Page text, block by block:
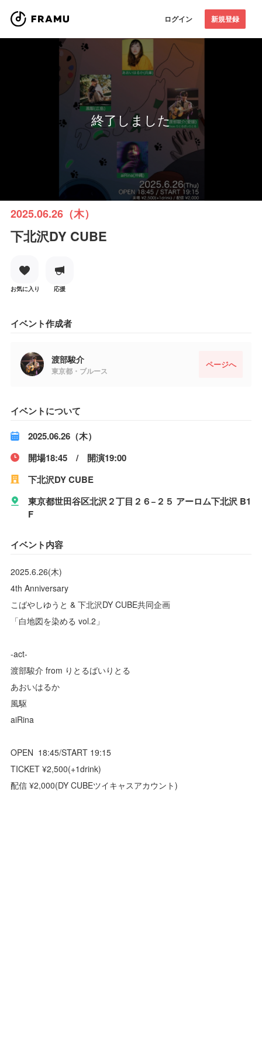
ログイン 新規登録
終了しました
2025.06.26（木）
下北沢DY CUBE
お気に入り 応援
イベント作成者
渡部駿介
東京都・ブルース
ページへ
イベントについて
2025.06.26（木）
開場18:45 / 開演19:00
下北沢DY CUBE
東京都世田谷区北沢２丁目２６−２５ アーロム下北沢 B1
F
イベント内容
2025.6.26(木)
4th Anniversary
こばやしゆうと & 下北沢DY CUBE共同企画
「白地図を染める vol.2」
-act-
渡部駿介 from りとるばいりとる
あおいはるか
風駆
aiRina
OPEN 18:45/START 19:15
TICKET ¥2,500(+1drink)
配信 ¥2,000(DY CUBEツイキャスアカウント)